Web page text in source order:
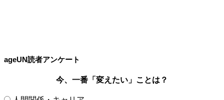
ageUN読者アンケート
今、一番「変えたい」ことは？